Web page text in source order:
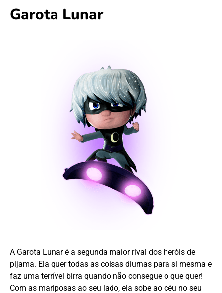
Garota Lunar
A Garota Lunar é a segunda maior rival dos heróis de
pijama. Ela quer todas as coisas diurnas para si mesma e
faz uma terrível birra quando não consegue o que quer!
Com as mariposas ao seu lado, ela sobe ao céu no seu